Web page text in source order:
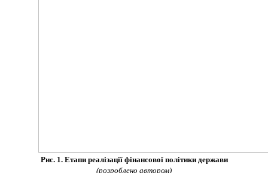
Рис. 1. Етапи реалізації фінансової політики держави
(розроблено автором)